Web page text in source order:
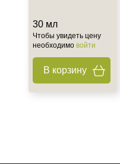
30 мл
Чтобы увидеть цену
необходимо войти
В корзину